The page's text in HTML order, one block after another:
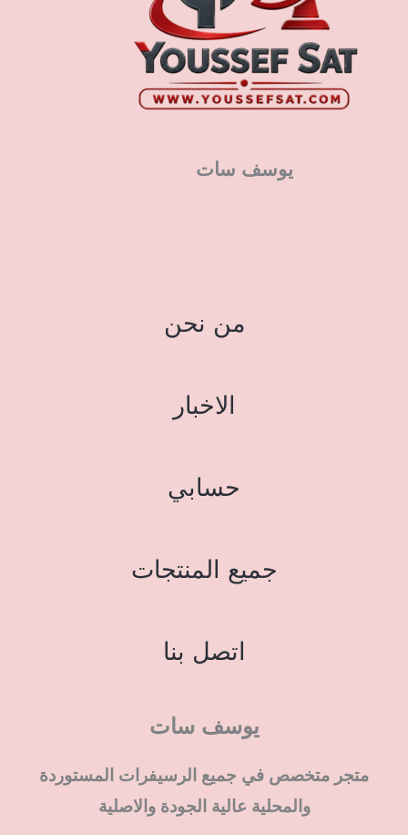
يوسف سات
من نحن
الاخبار
حسابي
جميع المنتجات
اتصل بنا
يوسف سات
متجر متخصص في جميع الرسيفرات المستوردة
والمحلية عالية الجودة والاصلية